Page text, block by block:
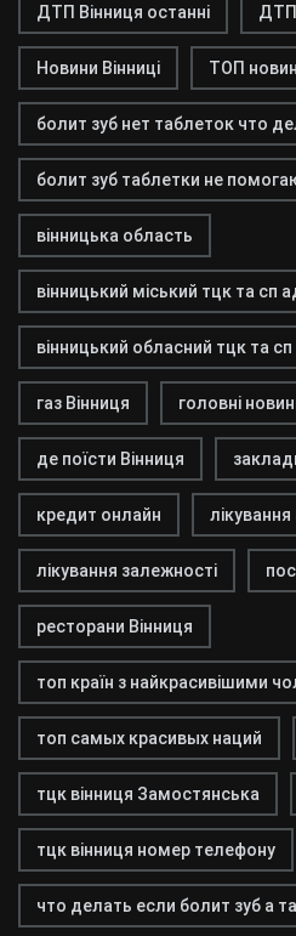
ДТП Вінниця останні ДТП
Новини Вінниці ТОП
болит зуб нет таблеток что
болит зуб таблетки не
вінницька область
вінницький міський тцк та сп
вінницький обласний тцк та сп
газ Вінниця головні
де поїсти Вінниця
кредит онлайн
лікування залежності
ресторани Вінниця
топ країн з найкрасивішими
топ самых красивых наций
тцк вінниця Замостянська
тцк вінниця номер телефону
что делать если болит зуб а